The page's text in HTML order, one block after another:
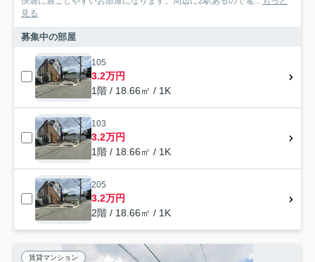
見る
募集中の部屋
105
3.2万円
1階 / 18.66㎡ / 1K
103
3.2万円
1階 / 18.66㎡ / 1K
205
3.2万円
2階 / 18.66㎡ / 1K
賃貸マンション